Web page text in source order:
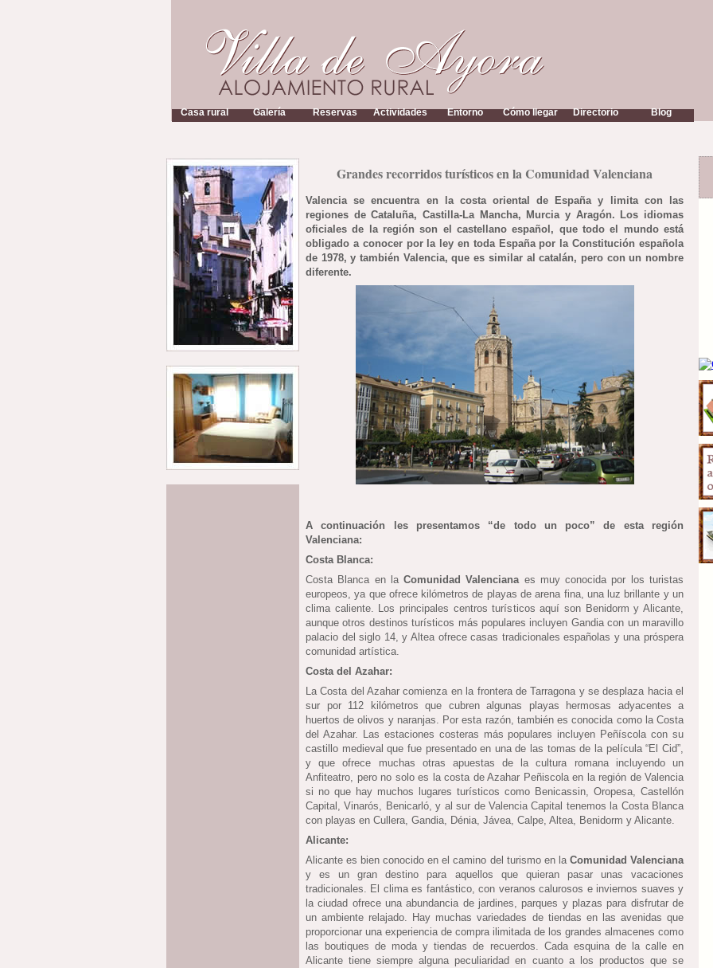
Casa rural Galería Reservas Actividades Entorno Cómo llegar Directorio Blog
Grandes recorridos turísticos en la Comunidad Valenciana
Valencia se encuentra en la costa oriental de España y limita con las
regiones de Cataluña, Castilla-La Mancha, Murcia y Aragón. Los idiomas
oficiales de la región son el castellano español, que todo el mundo está
obligado a conocer por la ley en toda España por la Constitución española
de 1978, y también Valencia, que es similar al catalán, pero con un nombre
diferente.
A continuación les presentamos “de todo un poco” de esta región
Valenciana:
Costa Blanca:
Costa Blanca en laComunidad Valencianaes muy conocida por los turistas
europeos, ya que ofrece kilómetros de playas de arena fina, una luz brillante y un
clima caliente. Los principales centros turísticos aquí son Benidorm y Alicante,
aunque otros destinos turísticos más populares incluyen Gandia con un maravillo
palacio del siglo 14, y Altea ofrece casas tradicionales españolas y una próspera
comunidad artística.
Costa del Azahar:
La Costa del Azahar comienza en la frontera de Tarragona y se desplaza hacia el
sur por 112 kilómetros que cubren algunas playas hermosas adyacentes a
huertos de olivos y naranjas. Por esta razón, también es conocida como la Costa
del Azahar. Las estaciones costeras más populares incluyen Peñíscola con su
castillo medieval que fue presentado en una de las tomas de la película “El Cid”,
y que ofrece muchas otras apuestas de la cultura romana incluyendo un
Anfiteatro, pero no solo es la costa de Azahar Peñiscola en la región de Valencia
si no que hay muchos lugares turísticos como Benicassin, Oropesa, Castellón
Capital, Vinarós, Benicarló, y al sur de Valencia Capital tenemos la Costa Blanca
con playas en Cullera, Gandia, Dénia, Jávea, Calpe, Altea, Benidorm y Alicante.
Alicante:
Alicante es bien conocido en el camino del turismo en la Comunidad Valenciana
y es un gran destino para aquellos que quieran pasar unas vacaciones
tradicionales. El clima es fantástico, con veranos calurosos e inviernos suaves y
la ciudad ofrece una abundancia de jardines, parques y plazas para disfrutar de
un ambiente relajado. Hay muchas variedades de tiendas en las avenidas que
proporcionar una experiencia de compra ilimitada de los grandes almacenes como
las boutiques de moda y tiendas de recuerdos. Cada esquina de la calle en
Alicante tiene siempre alguna peculiaridad en cuanto a los productos que se